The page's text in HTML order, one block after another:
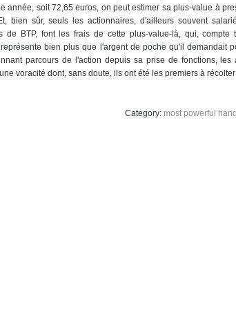
année, soit 72,65 euros, on peut estimer sa plus-value à
bien sûr, seuls les actionnaires, d'ailleurs souvent
de BTP, font les frais de cette plus-value-là, qui,
bien plus que l'argent de poche qu'il demandait
parcours de l'action depuis sa prise de fonctions,
voracité dont, sans doute, ils ont été les premiers à
most powerful